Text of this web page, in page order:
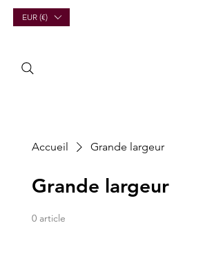
EUR (€)
Accueil Grande largeur
Grande largeur
0 article